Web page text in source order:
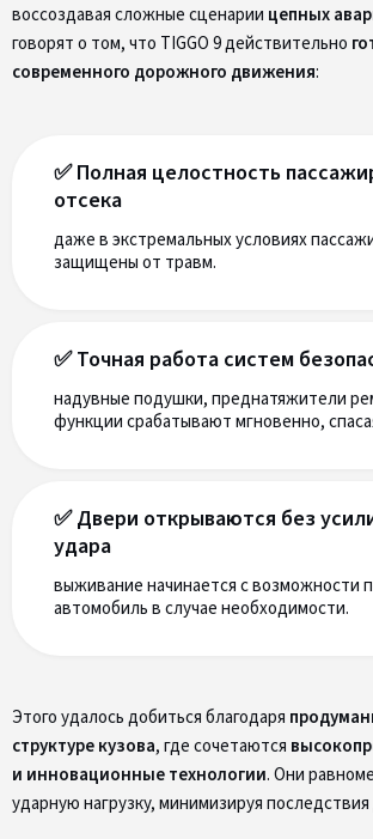
воссоздавая сложные сценарии цепных
говорят о том, что TIGGO 9 действительно
современного дорожного движения:
✅ Полная целостность
отсека
даже в экстремальных условиях
защищены от травм.
✅ Точная работа систем
надувные подушки, преднатяжители
функции срабатывают мгновенно,
✅ Двери открываются без
удара
выживание начинается с возможности
автомобиль в случае необходимости.
Этого удалось добиться благодаря
структуре кузова, где сочетаются
и инновационные технологии. Они
ударную нагрузку, минимизируя